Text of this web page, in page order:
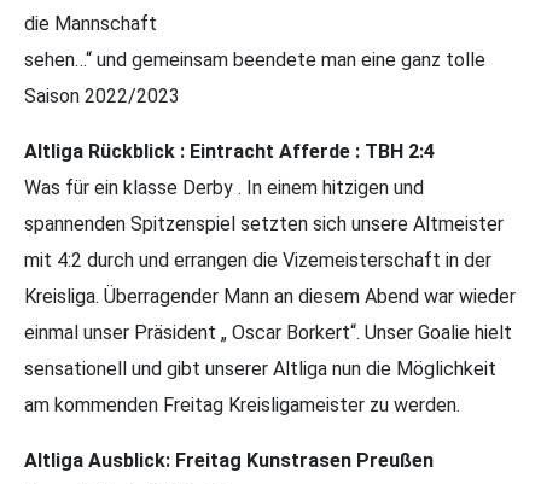
die Mannschaft
sehen…“ und gemeinsam beendete man eine ganz tolle
Saison 2022/2023
Altliga Rückblick : Eintracht Afferde : TBH 2:4
Was für ein klasse Derby . In einem hitzigen und
spannenden Spitzenspiel setzten sich unsere Altmeister
mit 4:2 durch und errangen die Vizemeisterschaft in der
Kreisliga. Überragender Mann an diesem Abend war wieder
einmal unser Präsident „ Oscar Borkert“. Unser Goalie hielt
sensationell und gibt unserer Altliga nun die Möglichkeit
am kommenden Freitag Kreisligameister zu werden.
Altliga Ausblick: Freitag Kunstrasen Preußen